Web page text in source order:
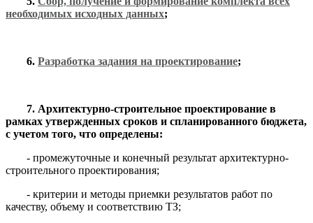
необходимых исходных данных;
6. Разработка задания на проектирование;
7. Архитектурно-строительное проектирование в
рамках утвержденных сроков и спланированного бюджета,
с учетом того, что определены:
- промежуточные и конечный результат архитектурно-
строительного проектирования;
- критерии и методы приемки результатов работ по
качеству, объему и соответствию ТЗ;